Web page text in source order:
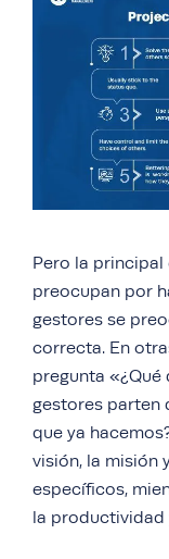
Pero la
preocupan por
gestores se
correcta. En
pregunta «¿Qué
gestores parten
que ya
visión, la misión
específicos,
la productividad